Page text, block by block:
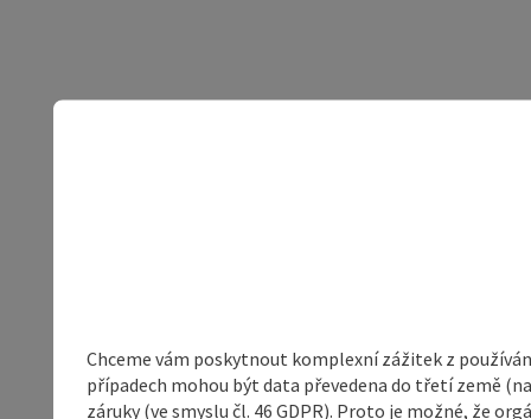
Chceme vám poskytnout komplexní zážitek z
případech mohou být data převedena do třetí země
záruky (ve smyslu čl. 46 GDPR). Proto je možné, že